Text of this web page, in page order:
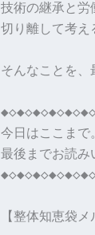
技術の継承と労
切り離して考え
そんなことを、
今日はここまで。
最後までお読み
【整体知恵袋